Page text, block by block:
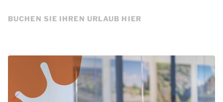
BUCHEN SIE IHREN URLAUB HIER